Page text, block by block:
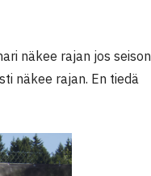
näkee rajan jos seison
näkee rajan. En tiedä